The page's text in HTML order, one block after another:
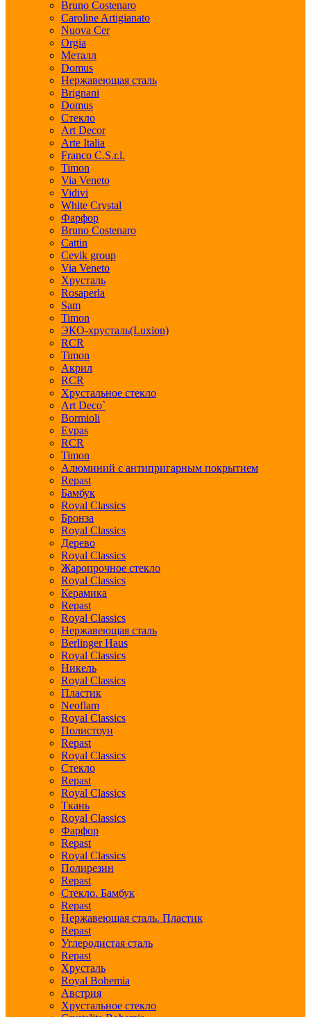
Bruno Costenaro
Caroline Artigianato
Nuova Cer
Orgia
Металл
Domus
Нержавеющая сталь
Brignani
Domus
Стекло
Art Decor
Arte Italia
Franco C.S.r.l.
Timon
Via Veneto
Vidivi
White Crystal
Фарфор
Bruno Costenaro
Cattin
Cevik group
Via Veneto
Хрусталь
Rosaperla
Sam
Timon
ЭКО-хрусталь(Luxion)
RCR
Timon
Акрил
RCR
Хрустальное стекло
Art Deco`
Bormioli
Evpas
RCR
Timon
Алюминий с антипригарным покрытием
Repast
Бамбук
Royal Classics
Бронза
Royal Classics
Дерево
Royal Classics
Жаропрочное стекло
Royal Classics
Керамика
Repast
Royal Classics
Нержавеющая сталь
Berlinger Haus
Royal Classics
Никель
Royal Classics
Пластик
Neoflam
Royal Classics
Полистоун
Repast
Royal Classics
Стекло
Repast
Royal Classics
Ткань
Royal Classics
Фарфор
Repast
Royal Classics
Полирезин
Repast
Стекло. Бамбук
Repast
Нержавеющая сталь. Пластик
Repast
Углеродистая сталь
Repast
Хрусталь
Royal Bohemia
Австрия
Хрустальное стекло